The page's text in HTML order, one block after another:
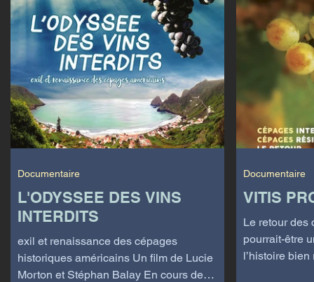
L'ODYSSEE DES VINS
INTERDITS
exil et renaissance des cépages
historiques américains Un film de Lucie
Morton et Stéphan Balay En cours de
Documentaire
VITIS
Le retour des
pourrait-être
l’histoire bien
Documentaire